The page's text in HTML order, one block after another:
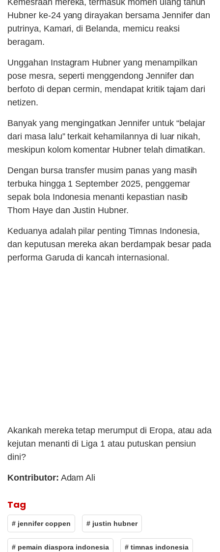
Kemesraan mereka, termasuk momen ulang tahun
Hubner ke-24 yang dirayakan bersama Jennifer dan
putrinya, Kamari, di Belanda, memicu reaksi
beragam.
Unggahan Instagram Hubner yang menampilkan
pose mesra, seperti menggendong Jennifer dan
berfoto di depan cermin, mendapat kritik tajam dari
netizen.
Banyak yang mengingatkan Jennifer untuk “belajar
dari masa lalu” terkait kehamilannya di luar nikah,
meskipun kolom komentar Hubner telah dimatikan.
Dengan bursa transfer musim panas yang masih
terbuka hingga 1 September 2025, penggemar
sepak bola Indonesia menanti kepastian nasib
Thom Haye dan Justin Hubner.
Keduanya adalah pilar penting Timnas Indonesia,
dan keputusan mereka akan berdampak besar pada
performa Garuda di kancah internasional.
Akankah mereka tetap merumput di Eropa, atau ada
kejutan menanti di Liga 1 atau putuskan pensiun
dini?
Kontributor: Adam Ali
Tag
# jennifer coppen # justin hubner
# pemain diaspora indonesia # timnas indonesia